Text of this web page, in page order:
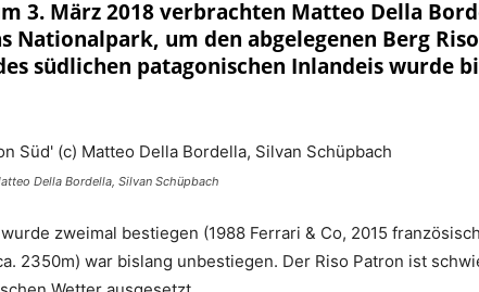
3. März 2018 verbrachten Matteo Della
Nationalpark, um den abgelegenen Berg
südlichen patagonischen Inlandeis wurde
Della Bordella, Silvan Schüpbach
zweimal bestiegen (1988 Ferrari & Co, 2015
2350m) war bislang unbestiegen. Der Riso Patron ist